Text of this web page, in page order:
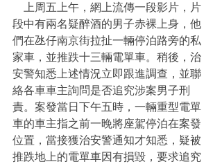
段中有兩名疑醉酒的男子赤裸上身，他
們在氹仔南京街拉扯一輛停泊路旁的私
家車，並推跌十三輛電單車。稍後，治
安警知悉上述情況立即跟進調查，並聯
絡各車車主詢問是否追究涉案男子刑
責。案發當日下午五時，一輛重型電單
車的車主指之前一晚將座駕停泊在案發
位置，當接獲治安警通知才知悉，疑被
推跌地上的電單車因有損毀，要求追究